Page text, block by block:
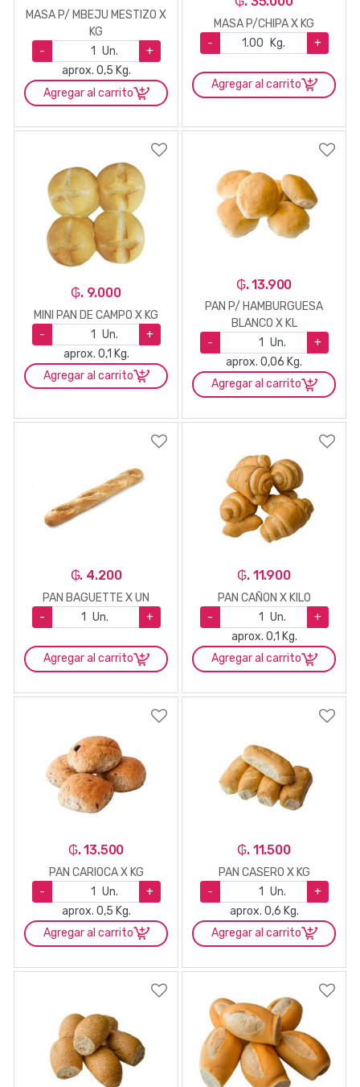
MASA P/ MBEJU MESTIZO X
KG
-
Un.
+
aprox. 0,5 Kg.
Agregar al carrito
MASA P/CHIPA X KG
-
Kg. +
Agregar al carrito
₲. 9.000
MINI PAN DE CAMPO X KG
-
Un.
+
aprox. 0,1 Kg.
Agregar al carrito
₲. 13.900
PAN P/ HAMBURGUESA
BLANCO X KL
-
Un.
+
aprox. 0,06 Kg.
Agregar al carrito
₲. 4.200
PAN BAGUETTE X UN
-
Un. +
Agregar al carrito
₲. 11.900
PAN CAÑON X KILO
-
Un.
+
aprox. 0,1 Kg.
Agregar al carrito
₲. 13.500
PAN CARIOCA X KG
-
Un.
+
aprox. 0,5 Kg.
Agregar al carrito
₲. 11.500
PAN CASERO X KG
-
Un.
+
aprox. 0,6 Kg.
Agregar al carrito